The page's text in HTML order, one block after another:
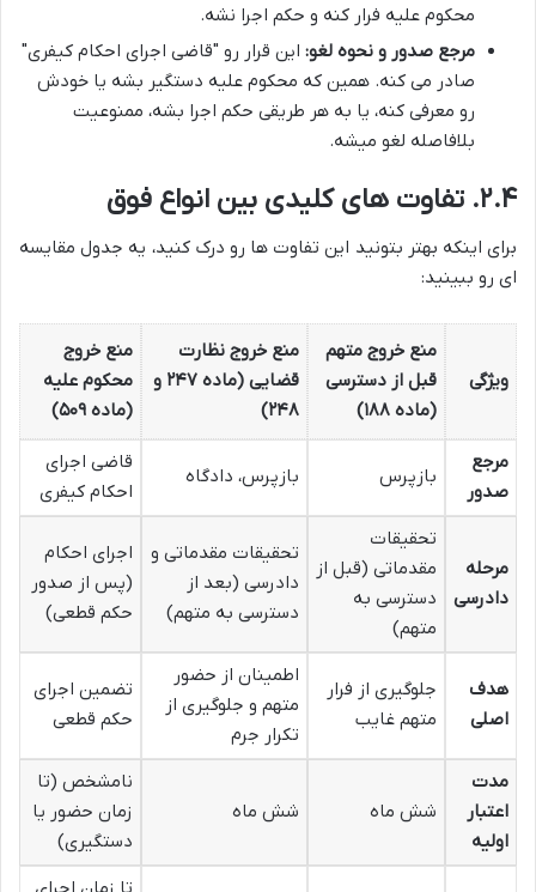
محکوم علیه فرار کنه و حکم اجرا نشه.
مرجع صدور و نحوه لغو: این قرار رو "قاضی اجرای احکام کیفری"
صادر می کنه. همین که محکوم علیه دستگیر بشه یا خودش
رو معرفی کنه، یا به هر طریقی حکم اجرا بشه، ممنوعیت
بلافاصله لغو میشه.
۲.۴. تفاوت های کلیدی بین انواع فوق
برای اینکه بهتر بتونید این تفاوت ها رو درک کنید، یه جدول مقایسه
ای رو ببینید:
ویژگی
منع خروج متهم
قبل از دسترسی
(ماده ۱۸۸)
منع خروج نظارت
قضایی (ماده ۲۴۷ و
۲۴۸)
منع خروج
محکوم علیه
(ماده ۵۰۹)
مرجع
صدور
بازپرس بازپرس، دادگاه
قاضی اجرای
احکام کیفری
مرحله
دادرسی
تحقیقات
مقدماتی (قبل از
دسترسی به
متهم)
تحقیقات مقدماتی و
دادرسی (بعد از
دسترسی به متهم)
اجرای احکام
(پس از صدور
حکم قطعی)
هدف
اصلی
جلوگیری از فرار
متهم غایب
اطمینان از حضور
متهم و جلوگیری از
تکرار جرم
تضمین اجرای
حکم قطعی
مدت
اعتبار
اولیه
شش ماه شش ماه
نامشخص (تا
زمان حضور یا
دستگیری)